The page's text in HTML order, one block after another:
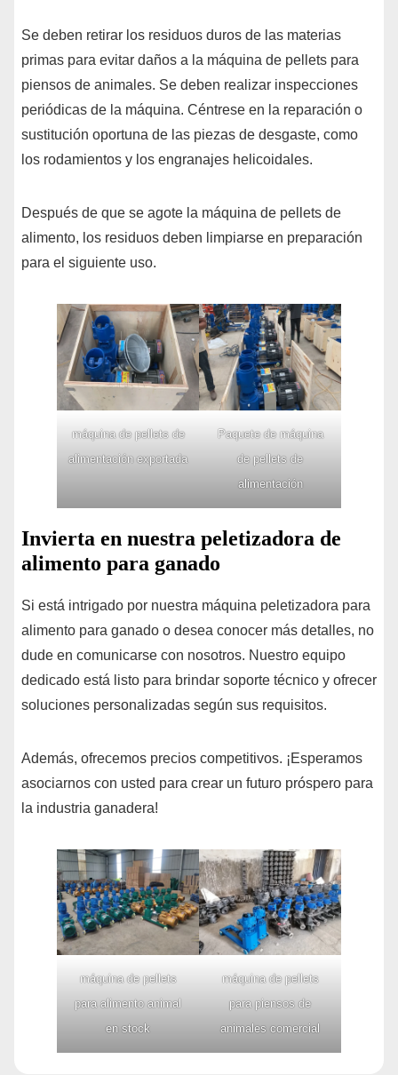
Se deben retirar los residuos duros de las materias
primas para evitar daños a la máquina de pellets para
piensos de animales. Se deben realizar inspecciones
periódicas de la máquina. Céntrese en la reparación o
sustitución oportuna de las piezas de desgaste, como
los rodamientos y los engranajes helicoidales.
Después de que se agote la máquina de pellets de
alimento, los residuos deben limpiarse en preparación
para el siguiente uso.
máquina de pellets de
alimentación exportada
Paquete de máquina
de pellets de
alimentación
Invierta en nuestra peletizadora de
alimento para ganado
Si está intrigado por nuestra máquina peletizadora para
alimento para ganado o desea conocer más detalles, no
dude en comunicarse con nosotros. Nuestro equipo
dedicado está listo para brindar soporte técnico y ofrecer
soluciones personalizadas según sus requisitos.
Además, ofrecemos precios competitivos. ¡Esperamos
asociarnos con usted para crear un futuro próspero para
la industria ganadera!
máquina de pellets
para alimento animal
en stock
máquina de pellets
para piensos de
animales comercial